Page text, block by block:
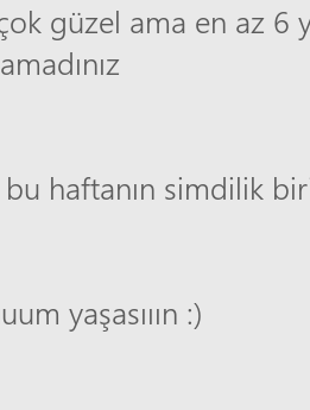
güzel ama en az 6
haftanın simdilik
yaşasııın :)